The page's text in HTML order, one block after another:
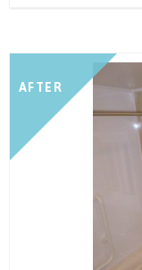
AFTER